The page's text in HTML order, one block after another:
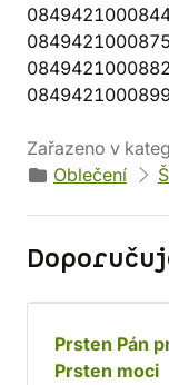
0849421000875
0849421000882
Zařazeno v
Oblečení
Prsten Pán
Prsten moci